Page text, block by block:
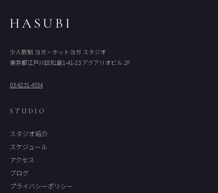
HASUBI
少人数制 ヨガ・ホットヨガ スタジオ
東京都江戸川区松島1-41-23 アクアリオビル 2F
03-6231-4554
STUDIO
スタジオ紹介
スケジュール
アクセス
ブログ
プライバシーポリシー